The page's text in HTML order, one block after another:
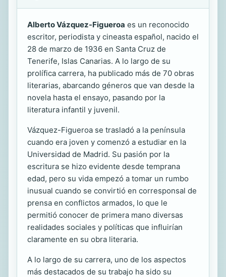
Alberto Vázquez-Figueroa es un reconocido
escritor, periodista y cineasta español, nacido el
28 de marzo de 1936 en Santa Cruz de
Tenerife, Islas Canarias. A lo largo de su
prolífica carrera, ha publicado más de 70 obras
literarias, abarcando géneros que van desde la
novela hasta el ensayo, pasando por la
literatura infantil y juvenil.
Vázquez-Figueroa se trasladó a la península
cuando era joven y comenzó a estudiar en la
Universidad de Madrid. Su pasión por la
escritura se hizo evidente desde temprana
edad, pero su vida empezó a tomar un rumbo
inusual cuando se convirtió en corresponsal de
prensa en conflictos armados, lo que le
permitió conocer de primera mano diversas
realidades sociales y políticas que influirían
claramente en su obra literaria.
A lo largo de su carrera, uno de los aspectos
más destacados de su trabajo ha sido su